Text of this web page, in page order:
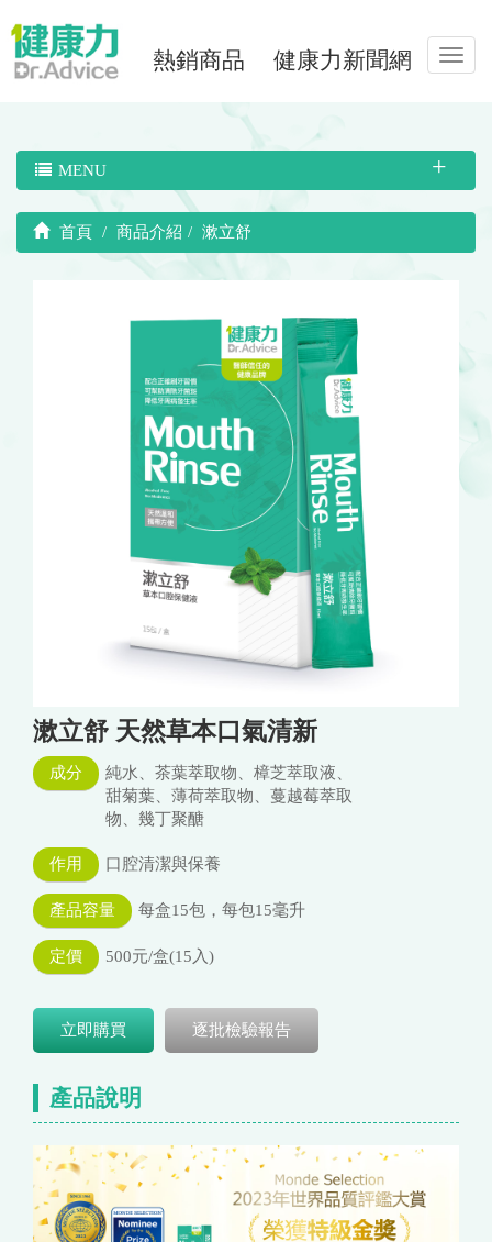
熱銷商品 健康力新聞網
MENU
首頁 商品介紹 漱立舒
漱立舒 天然草本口氣清新
成分
純水、茶葉萃取物、樟芝萃取液、
甜菊葉、薄荷萃取物、蔓越莓萃取
物、幾丁聚醣
作用 口腔清潔與保養
產品容量 每盒15包，每包15毫升
定價 500元/盒(15入)
立即購買 逐批檢驗報告
產品說明